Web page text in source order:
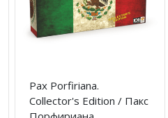
Pax Porfiriana.
Collector's Edition / Пакс